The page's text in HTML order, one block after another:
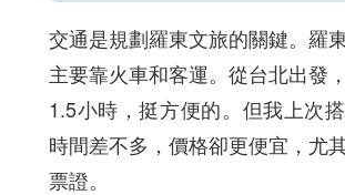
交通是規劃羅東文旅的關鍵。羅
主要靠火車和客運。從台北出發
1.5小時，挺方便的。但我上次
時間差不多，價格卻更便宜，尤
票證。